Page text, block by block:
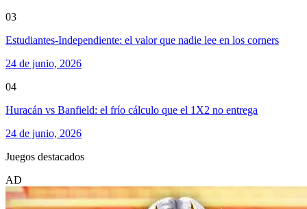
03
Estudiantes-Independiente: el valor que nadie lee en los corners
24 de junio, 2026
04
Huracán vs Banfield: el frío cálculo que el 1X2 no entrega
24 de junio, 2026
Juegos destacados
AD